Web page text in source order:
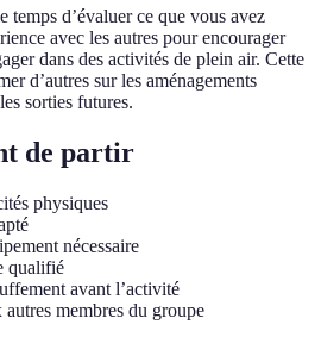
temps d’évaluer ce que vous avez
avec les autres pour encourager
dans des activités de plein air. Cette
d’autres sur les aménagements
sorties futures.
de partir
physiques
nécessaire
qualifié
avant l’activité
membres du groupe